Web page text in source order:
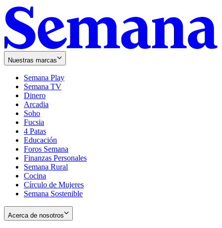
Nuestras marcas
Semana Play
Semana TV
Dinero
Arcadia
Soho
in
new
window
Fucsia
in
new
window
4 Patas
Educación
Foros Semana
Finanzas Personales
Semana Rural
Cocina
Círculo de Mujeres
Semana Sostenible
Acerca de nosotros